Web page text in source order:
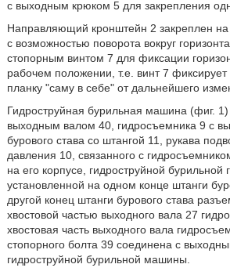
с выходным крюком 5 для закрепления
Направляющий кронштейн 2 закреплен на
с возможностью поворота вокруг
стопорным винтом 7 для фиксации
рабочем положении, т.е. винт 7 фиксирует
планку "саму в себе" от дальнейшего
Гидроструйная бурильная машина (фиг. 1)
выходным валом 40, гидросъемника 9 с
бурового става со штангой 11, рукава
давления 10, связанного с
на его корпусе, гидроструйной бурильной
установленной на одном конце штанги
другой конец штанги бурового става
хвостовой частью выходного вала 27
хвостовая часть выходного вала
стопорного болта 39 соединена с
гидроструйной бурильной машины.